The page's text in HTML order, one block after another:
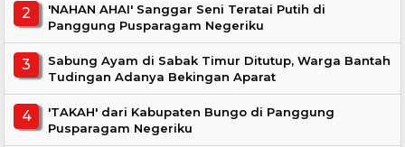
'NAHAN AHAI' Sanggar Seni Teratai Putih di
Panggung Pusparagam Negeriku
Sabung Ayam di Sabak Timur Ditutup, Warga Bantah
Tudingan Adanya Bekingan Aparat
'TAKAH' dari Kabupaten Bungo di Panggung
Pusparagam Negeriku